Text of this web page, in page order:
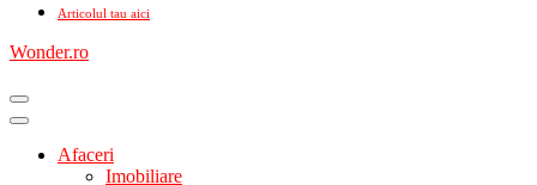
Articolul tau aici
Wonder.ro
Afaceri
Imobiliare